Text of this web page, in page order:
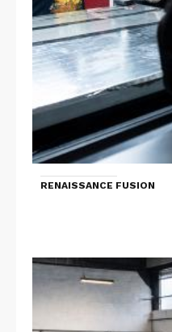
RENAISSANCE FUSION